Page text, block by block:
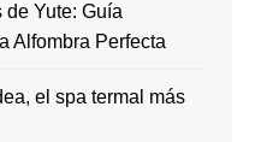
de Yute: Guía
Alfombra Perfecta
el spa termal más